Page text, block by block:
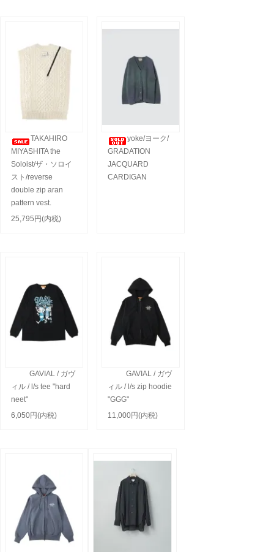
TAKAHIRO
MIYASHITA the
Soloist/ザ・ソロイ
スト/reverse
double zip aran
pattern vest.
25,795円(内税)
yoke/ヨーク/
GRADATION
JACQUARD
CARDIGAN
GAVIAL / ガヴ
ィル / l/s tee "hard
neet"
6,050円(内税)
GAVIAL / ガヴ
ィル / l/s zip hoodie
"GGG"
11,000円(内税)